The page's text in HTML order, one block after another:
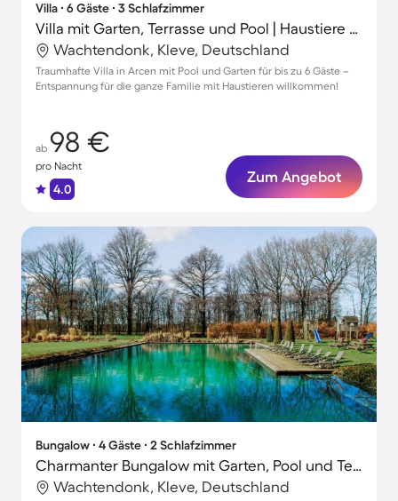
Villa ∙ 6 Gäste ∙ 3 Schlafzimmer
Villa mit Garten, Terrasse und Pool | Haustiere erlaubt
Wachtendonk, Kleve, Deutschland
Traumhafte Villa in Arcen mit Pool und Garten für bis zu 6 Gäste –
Entspannung für die ganze Familie mit Haustieren willkommen!
ab 98 €
pro Nacht
4.0
Zum Angebot
Bungalow ∙ 4 Gäste ∙ 2 Schlafzimmer
Charmanter Bungalow mit Garten, Pool und Terrasse | Haustiere erlaubt
Wachtendonk, Kleve, Deutschland